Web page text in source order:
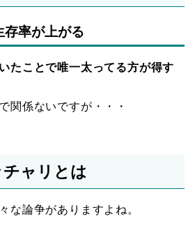
存率が上がる
たことで唯一太ってる方が得す
関係ないですが・・・
ャリとは
な論争がありますよね。